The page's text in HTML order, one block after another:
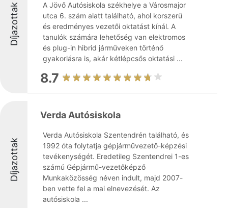
Díjazottak
A Jövő Autósiskola székhelye a Városmajor
utca 6. szám alatt található, ahol korszerű
és eredményes vezetői oktatást kínál. A
tanulók számára lehetőség van elektromos
és plug-in hibrid járműveken történő
gyakorlásra is, akár kétlépcsős oktatási ...
8.7
Díjazottak
Verda Autósiskola
Verda Autósiskola Szentendrén található, és
1992 óta folytatja gépjárművezető-képzési
tevékenységét. Eredetileg Szentendrei 1-es
számú Gépjármű-vezetőképző
Munkaközösség néven indult, majd 2007-
ben vette fel a mai elnevezését. Az
autósiskola ...